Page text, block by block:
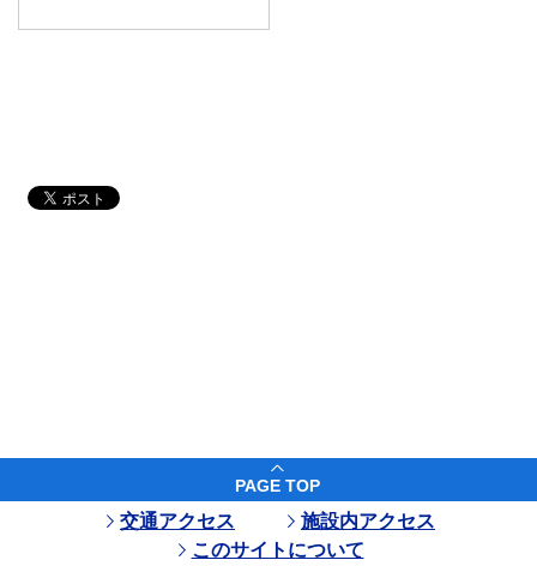
PAGE TOP
交通アクセス
施設内アクセス
このサイトについて